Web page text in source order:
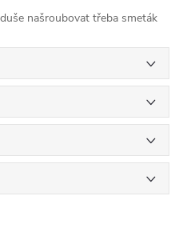
našroubovat třeba smeták